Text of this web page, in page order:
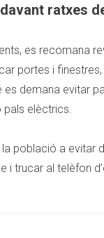
ratxes
es recomana
portes i
es demana evitar
pals elèctrics.
la població a
i trucar al telèfon